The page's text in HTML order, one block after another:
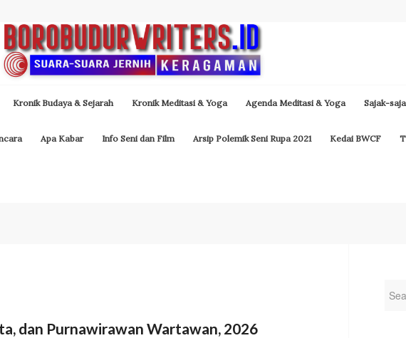
Kronik Budaya & Sejarah Kronik Meditasi & Yoga Agenda Meditasi & Yoga Sajak-
Apa Kabar Info Seni dan Film Arsip Polemik Seni Rupa 2021 Kedai BWCF
dan Purnawirawan Wartawan, 2026